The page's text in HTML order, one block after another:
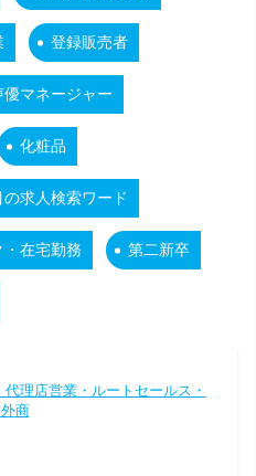
登録販売者
優マネージャー
化粧品
の求人検索ワード
・在宅勤務 第二新卒
代理店営業・ルートセールス・
商